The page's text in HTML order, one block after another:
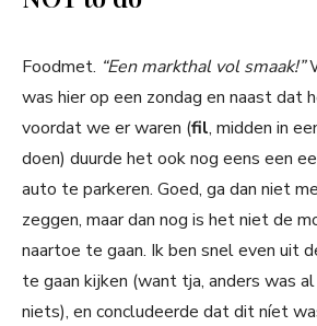
Foodmet. “Een markthal vol smaak!”
was hier op een zondag en naast dat
voordat we er waren (fil, midden in
doen) duurde het ook nog eens een
auto te parkeren. Goed, ga dan niet
zeggen, maar dan nog is het niet de
naartoe te gaan. Ik ben snel even uit
te gaan kijken (want tja, anders was
niets), en concludeerde dat dit níet